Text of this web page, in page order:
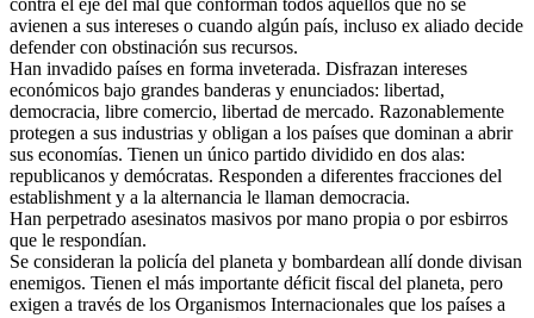
avienen a sus intereses o cuando algún país, incluso ex aliado decide
defender con obstinación sus recursos.
Han invadido países en forma inveterada. Disfrazan intereses
económicos bajo grandes banderas y enunciados: libertad,
democracia, libre comercio, libertad de mercado. Razonablemente
protegen a sus industrias y obligan a los países que dominan a abrir
sus economías. Tienen un único partido dividido en dos alas:
republicanos y demócratas. Responden a diferentes fracciones del
establishment y a la alternancia le llaman democracia.
Han perpetrado asesinatos masivos por mano propia o por esbirros
que le respondían.
Se consideran la policía del planeta y bombardean allí donde divisan
enemigos. Tienen el más importante déficit fiscal del planeta, pero
exigen a través de los Organismos Internacionales que los países a